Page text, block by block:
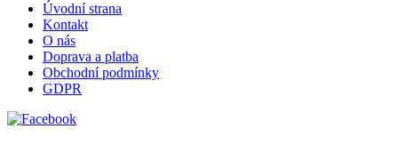
Úvodní strana
Kontakt
O nás
Doprava a platba
Obchodní podmínky
GDPR